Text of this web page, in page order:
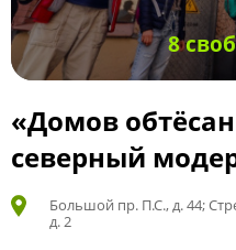
8
«Домов
северный
Большой пр. П.С., д. 44;
д. 2